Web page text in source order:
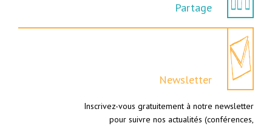
Partage
Newsletter
Inscrivez-vous gratuitement à notre newsletter
pour suivre nos actualités (conférences,